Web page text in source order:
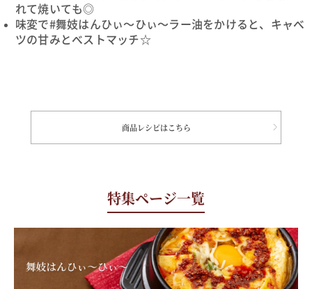
れて焼いても◎
味変で#舞妓はんひぃ～ひぃ～ラー油をかけると、キャベ
ツの甘みとベストマッチ☆
商品レシピはこちら
特集ページ一覧